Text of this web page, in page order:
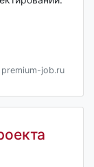
job.ru